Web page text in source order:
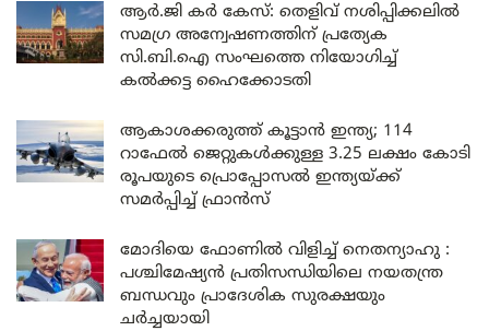
ആർ.ജി കർ കേസ്: തെളിവ് നശിപ്പിക്കലിൽ
സമഗ്ര അന്വേഷണത്തിന് പ്രത്യേക
സി.ബി.ഐ സംഘത്തെ നിയോഗിച്ച്
കൽക്കട്ട ഹൈക്കോടതി
ആകാശക്കരുത്ത് കൂട്ടാൻ ഇന്ത്യ; 114
റാഫേൽ ജെറ്റുകൾക്കുള്ള 3.25 ലക്ഷം കോടി
രൂപയുടെ പ്രൊപ്പോസൽ ഇന്ത്യയ്ക്ക്
സമർപ്പിച്ച് ഫ്രാൻസ്
മോദിയെ ഫോണിൽ വിളിച്ച് നെതന്യാഹു :
പശ്ചിമേഷ്യൻ പ്രതിസന്ധിയിലെ നയതന്ത്ര
ബന്ധവും പ്രാദേശിക സുരക്ഷയും
ചർച്ചയായി